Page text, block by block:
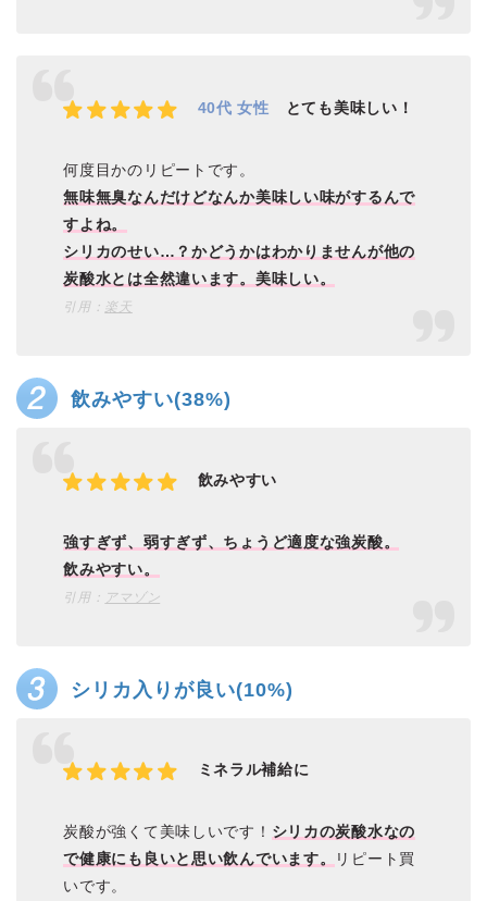
40代 女性 とても美味しい！
何度目かのリピートです。
無味無臭なんだけどなんか美味しい味がするんで
すよね。
シリカのせい…？かどうかはわかりませんが他の
炭酸水とは全然違います。美味しい。
引用： 楽天
飲みやすい(38%)
飲みやすい
強すぎず、弱すぎず、ちょうど適度な強炭酸。
飲みやすい。
引用： アマゾン
シリカ入りが良い(10%)
ミネラル補給に
炭酸が強くて美味しいです！ シリカの炭酸水なの
で健康にも良いと思い飲んでいます。
リピート買
いです。